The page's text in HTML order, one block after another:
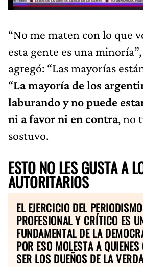
“No me maten con lo que
esta gente es una
agregó: “Las mayorías
“La mayoría de los
laburando y no puede
ni a favor ni en contra, no
sostuvo.
ESTO NO LES GUSTA A
AUTORITARIOS
EL EJERCICIO DEL PERIODISMO
PROFESIONAL Y CRÍTICO ES
FUNDAMENTAL DE LA
POR ESO MOLESTA A QUIENES
SER LOS DUEÑOS DE LA